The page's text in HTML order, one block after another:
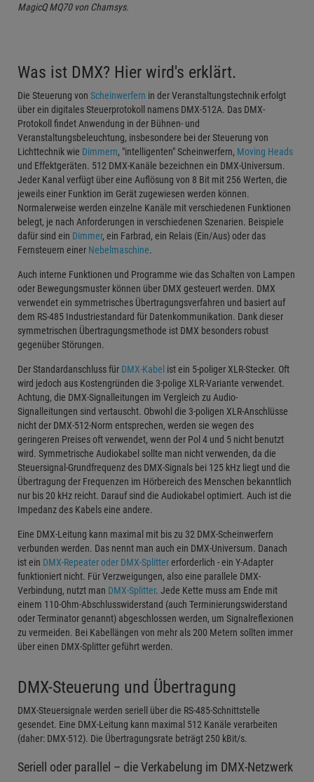
MagicQ MQ70 von Chamsys.
Was ist DMX? Hier wird's erklärt.
Die Steuerung von Scheinwerfern in der Veranstaltungstechnik erfolgt
über ein digitales Steuerprotokoll namens DMX-512A. Das DMX-
Protokoll findet Anwendung in der Bühnen- und
Veranstaltungsbeleuchtung, insbesondere bei der Steuerung von
Lichttechnik wie Dimmern, "intelligenten" Scheinwerfern, Moving Heads
und Effektgeräten. 512 DMX-Kanäle bezeichnen ein DMX-Universum.
Jeder Kanal verfügt über eine Auflösung von 8 Bit mit 256 Werten, die
jeweils einer Funktion im Gerät zugewiesen werden können.
Normalerweise werden einzelne Kanäle mit verschiedenen Funktionen
belegt, je nach Anforderungen in verschiedenen Szenarien. Beispiele
dafür sind ein Dimmer, ein Farbrad, ein Relais (Ein/Aus) oder das
Fernsteuern einer Nebelmaschine.
Auch interne Funktionen und Programme wie das Schalten von Lampen
oder Bewegungsmuster können über DMX gesteuert werden. DMX
verwendet ein symmetrisches Übertragungsverfahren und basiert auf
dem RS-485 Industriestandard für Datenkommunikation. Dank dieser
symmetrischen Übertragungsmethode ist DMX besonders robust
gegenüber Störungen.
Der Standardanschluss für DMX-Kabel ist ein 5-poliger XLR-Stecker. Oft
wird jedoch aus Kostengründen die 3-polige XLR-Variante verwendet.
Achtung, die DMX-Signalleitungen im Vergleich zu Audio-
Signalleitungen sind vertauscht. Obwohl die 3-poligen XLR-Anschlüsse
nicht der DMX-512-Norm entsprechen, werden sie wegen des
geringeren Preises oft verwendet, wenn der Pol 4 und 5 nicht benutzt
wird. Symmetrische Audiokabel sollte man nicht verwenden, da die
Steuersignal-Grundfrequenz des DMX-Signals bei 125 kHz liegt und die
Übertragung der Frequenzen im Hörbereich des Menschen bekanntlich
nur bis 20 kHz reicht. Darauf sind die Audiokabel optimiert. Auch ist die
Impedanz des Kabels eine andere.
Eine DMX-Leitung kann maximal mit bis zu 32 DMX-Scheinwerfern
verbunden werden. Das nennt man auch ein DMX-Universum. Danach
ist ein DMX-Repeater oder DMX-Splittererforderlich - ein Y-Adapter
funktioniert nicht. Für Verzweigungen, also eine parallele DMX-
Verbindung, nutzt man DMX-Splitter. Jede Kette muss am Ende mit
einem 110-Ohm-Abschlusswiderstand (auch Terminierungswiderstand
oder Terminator genannt) abgeschlossen werden, um Signalreflexionen
zu vermeiden. Bei Kabellängen von mehr als 200 Metern sollten immer
über einen DMX-Splitter geführt werden.
DMX-Steuerung und Übertragung
DMX-Steuersignale werden seriell über die RS-485-Schnittstelle
gesendet. Eine DMX-Leitung kann maximal 512 Kanäle verarbeiten
(daher: DMX-512). Die Übertragungsrate beträgt 250 kBit/s.
Seriell oder parallel – die Verkabelung im DMX-Netzwerk